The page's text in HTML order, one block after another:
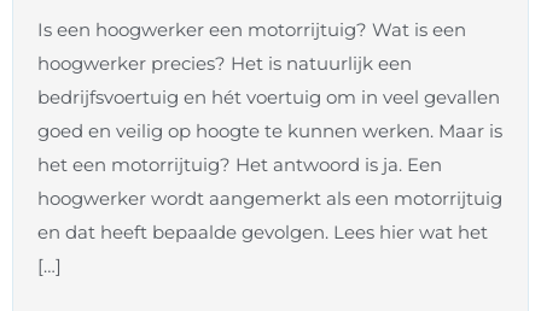
Is een hoogwerker een motorrijtuig? Wat is een
hoogwerker precies? Het is natuurlijk een
bedrijfsvoertuig en hét voertuig om in veel gevallen
goed en veilig op hoogte te kunnen werken. Maar is
het een motorrijtuig? Het antwoord is ja. Een
hoogwerker wordt aangemerkt als een motorrijtuig
en dat heeft bepaalde gevolgen. Lees hier wat het
[…]